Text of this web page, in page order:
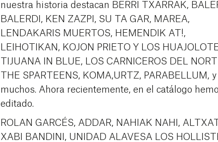
nuestra historia destacan BERRI TXARRAK,
BALERDI, KEN ZAZPI, SU TA GAR, MAREA,
LENDAKARIS MUERTOS, HEMENDIK AT!,
LEIHOTIKAN, KOJON PRIETO Y LOS
TIJUANA IN BLUE, LOS CARNICEROS DEL
THE SPARTEENS, KOMA,URTZ, PARABELLUM,
muchos. Ahora recientemente, en el catálogo
editado.
ROLAN GARCÉS, ADDAR, NAHIAK NAHI,
XABI BANDINI, UNIDAD ALAVESA LOS